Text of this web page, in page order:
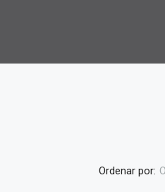
Ordenar por: